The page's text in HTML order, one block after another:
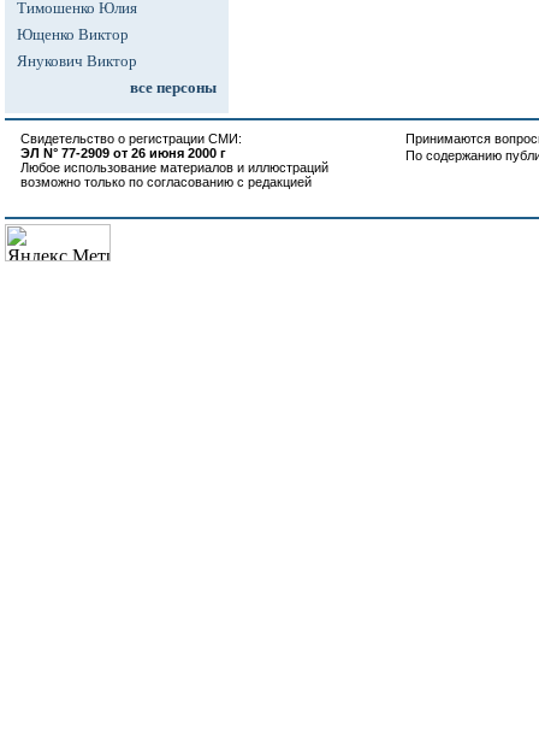
Тимошенко Юлия
Ющенко Виктор
Янукович Виктор
все персоны
Свидетельство о регистрации СМИ:
ЭЛ N° 77-2909 от 26 июня 2000 г
Любое использование материалов и иллюстраций
возможно только по согласованию с редакцией
Принимаются
По содержанию